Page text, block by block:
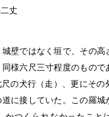
丈
城壁ではなく垣で、その
様六尺三寸程度のもので
の犬行 （走）
、更にそ
に接していた。この羅城